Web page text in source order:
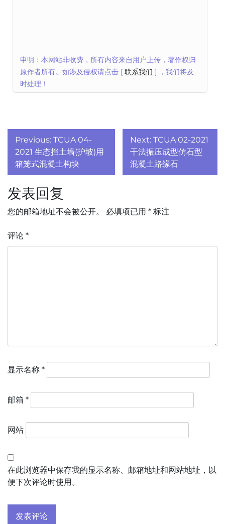
申明：本网站非收费，所有内容来自用户上传，著作权归
原作者所有。如涉及侵权请点击 [ 联系我们 ] ，我们将及
时处理！
文
章
导
航
Previous: TCUA 04-
2021 生态挡土墙(护坡)用
箱笼式混凝土构块
Next: TCUA 02-2021
干法振压成型仿石型
混凝土路缘石
发表回复
您的邮箱地址不会被公开。 必填项已用 * 标注
评论 *
显示名称 *
邮箱 *
网站
在此浏览器中保存我的显示名称、邮箱地址和网站地址，以
便下次评论时使用。